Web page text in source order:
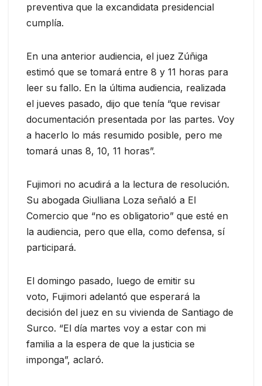
preventiva que la excandidata presidencial
cumplía.
En una anterior audiencia, el juez Zúñiga
estimó que se tomará entre 8 y 11 horas para
leer su fallo. En la última audiencia, realizada
el jueves pasado, dijo que tenía “que revisar
documentación presentada por las partes. Voy
a hacerlo lo más resumido posible, pero me
tomará unas 8, 10, 11 horas”.
Fujimori no acudirá a la lectura de resolución.
Su abogada Giulliana Loza señaló a El
Comercio que “no es obligatorio” que esté en
la audiencia, pero que ella, como defensa, sí
participará.
El domingo pasado, luego de emitir su
voto, Fujimori adelantó que esperará la
decisión del juez en su vivienda de Santiago de
Surco. “El día martes voy a estar con mi
familia a la espera de que la justicia se
imponga”, aclaró.